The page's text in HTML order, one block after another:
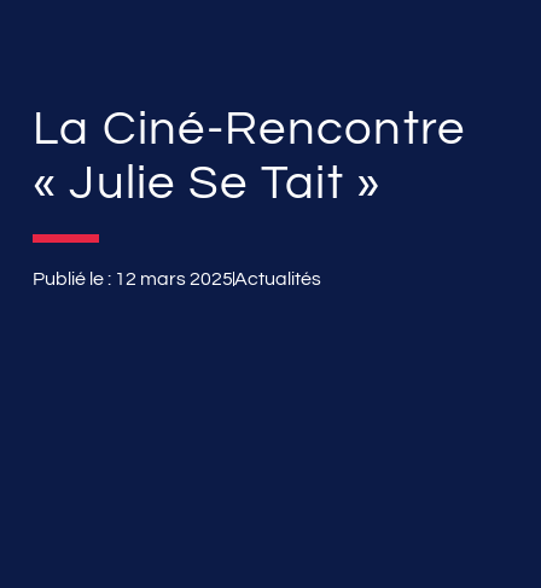
La Ciné-Rencontre
« Julie Se Tait »
Publié le : 12 mars 2025Actualités